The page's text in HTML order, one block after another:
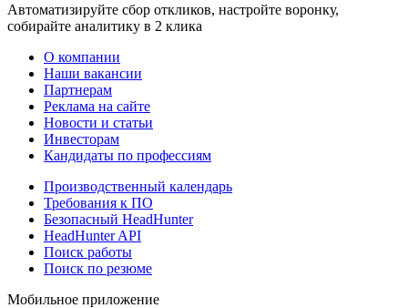
Автоматизируйте сбор откликов, настройте воронку,
собирайте аналитику в 2 клика
О компании
Наши вакансии
Партнерам
Реклама на сайте
Новости и статьи
Инвесторам
Кандидаты по профессиям
Производственный календарь
Требования к ПО
Безопасный HeadHunter
HeadHunter API
Поиск работы
Поиск по резюме
Мобильное приложение